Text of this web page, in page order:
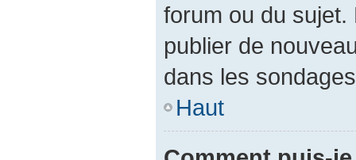
forum ou du
publier de
dans les
Haut